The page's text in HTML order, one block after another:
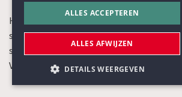
Het Humanistisch Verbond is een
sociaal-culturele organisatie die
subsidies ontvangt van de
Vlaamse Gemeenschap
ALLES ACCEPTEREN
ALLES AFWIJZEN
DETAILS WEERGEVEN